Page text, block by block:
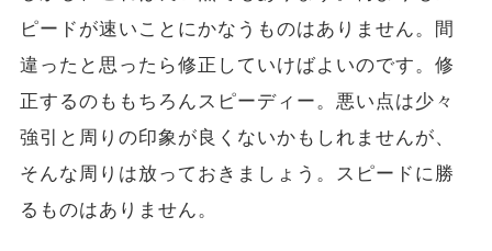
ピードが速いことにかなうものはありません。間
違ったと思ったら修正していけばよいのです。修
正するのももちろんスピーディー。悪い点は少々
強引と周りの印象が良くないかもしれませんが、
そんな周りは放っておきましょう。スピードに勝
るものはありません。